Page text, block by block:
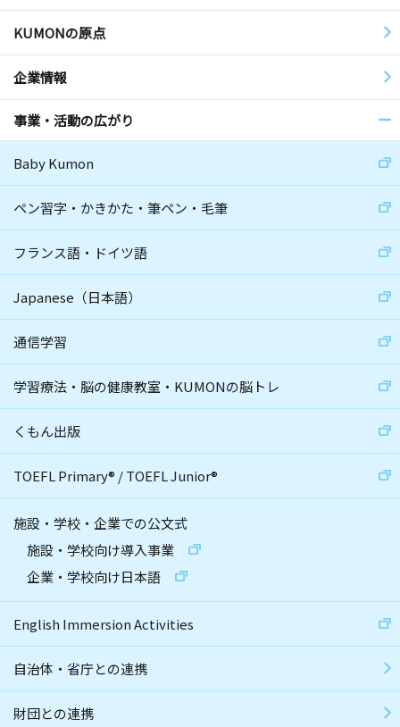
KUMONの原点
企業情報
事業・活動の広がり
Baby Kumon
ペン習字・かきかた・筆ペン・毛筆
フランス語・ドイツ語
Japanese（日本語）
通信学習
学習療法・脳の健康教室・KUMONの脳トレ
くもん出版
TOEFL Primary® /TOEFL Junior®
施設・学校・企業での公文式
施設・学校向け導入事業
企業・学校向け日本語
English Immersion Activities
自治体・省庁との連携
財団との連携